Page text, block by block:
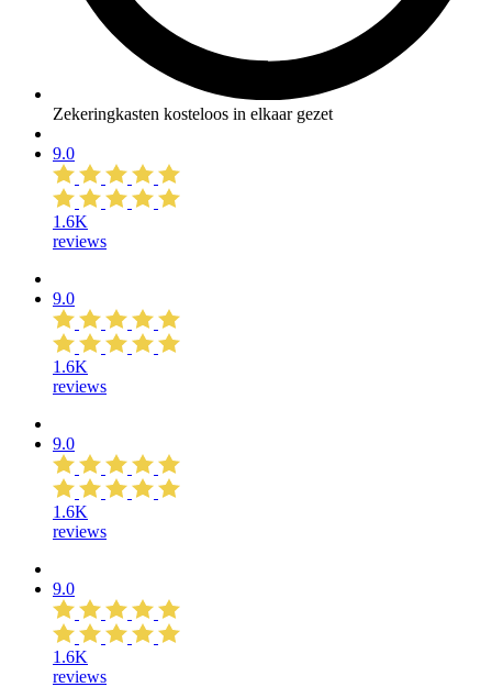
Zekeringkasten kosteloos in elkaar gezet
9.0
1.6K
reviews
9.0
1.6K
reviews
9.0
1.6K
reviews
9.0
1.6K
reviews